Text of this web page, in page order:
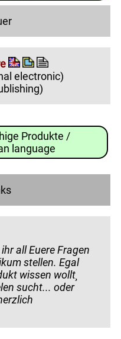
electronic)
Produkte /
language
all Euere Fragen
stellen. Egal
sucht... oder